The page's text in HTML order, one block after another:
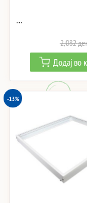
…
2,082
Додај во
-13%